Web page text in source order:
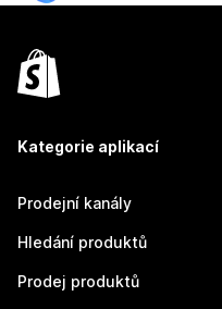
Kategorie aplikací
Prodejní kanály
Hledání produktů
Prodej produktů